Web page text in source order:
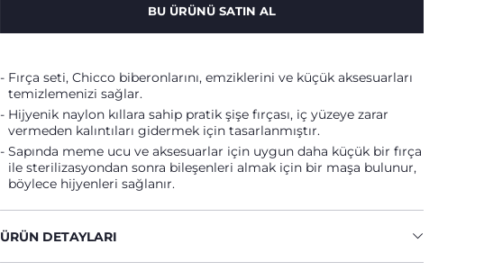
BU ÜRÜNÜ SATIN AL
Fırça seti, Chicco biberonlarını, emziklerini ve küçük aksesuarları
temizlemenizi sağlar.
Hijyenik naylon kıllara sahip pratik şişe fırçası, iç yüzeye zarar
vermeden kalıntıları gidermek için tasarlanmıştır.
Sapında meme ucu ve aksesuarlar için uygun daha küçük bir fırça
ile sterilizasyondan sonra bileşenleri almak için bir maşa bulunur,
böylece hijyenleri sağlanır.
ÜRÜN DETAYLARI